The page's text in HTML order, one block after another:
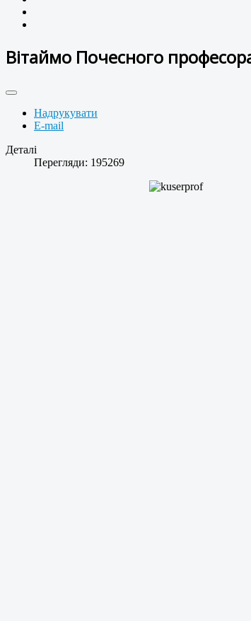
Вітаймо Почесного
Надрукувати
E-mail
Деталі
Перегляди: 195269